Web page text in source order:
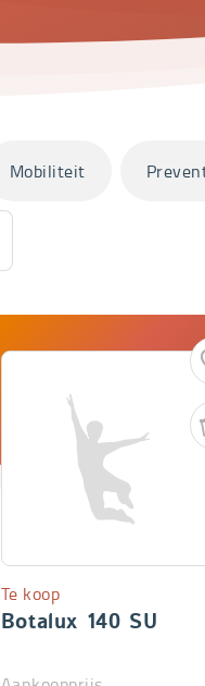
Mobiliteit
Botalux 140 SU
Te koop